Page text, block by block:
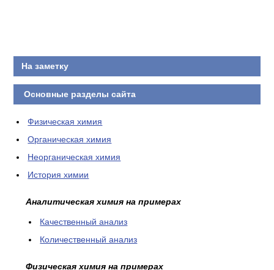
На заметку
Основные разделы сайта
Физическая химия
Органическая химия
Неорганическая химия
История химии
Аналитическая химия на примерах
Качественный анализ
Количественный анализ
Физическая химия на примерах